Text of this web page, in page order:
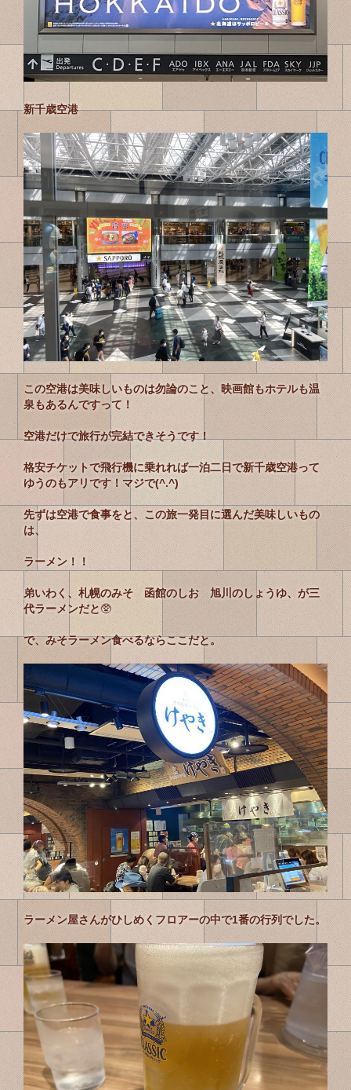
新千歳空港
この空港は美味しいものは勿論のこと、映画館もホテルも温
泉もあるんですって！
空港だけで旅行が完結できそうです！
格安チケットで飛行機に乗れれば一泊二日で新千歳空港って
ゆうのもアリです！マジで(^.^)
先ずは空港で食事をと、この旅一発目に選んだ美味しいもの
は、
ラーメン！！
弟いわく、札幌のみそ 函館のしお 旭川のしょうゆ、が三
代ラーメンだと🥸
で、みそラーメン食べるならここだと。
ラーメン屋さんがひしめくフロアーの中で1番の行列でした。